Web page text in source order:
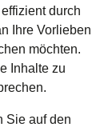
durch
Ihre Vorlieben
möchten.
Inhalte zu
Sie auf den